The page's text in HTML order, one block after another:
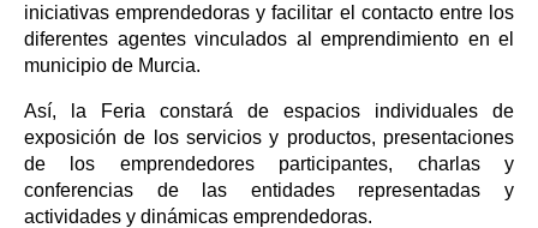
iniciativas emprendedoras y facilitar el contacto entre los
diferentes agentes vinculados al emprendimiento en el
municipio de Murcia.
Así, la Feria constará de espacios individuales de
exposición de los servicios y productos, presentaciones
de los emprendedores participantes, charlas y
conferencias de las entidades representadas y
actividades y dinámicas emprendedoras.